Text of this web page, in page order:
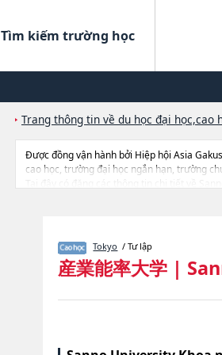
Tìm kiếm trường học
Trang thông tin về du học đại học,cao
Được đồng vận hành bởi Hiệp hội Asia
cao học, trường đại học ngắn hạn, trường
Tại đây có đăng các thông tin chi tiết về
Tokyo / Tư lập
産業能率大学 |